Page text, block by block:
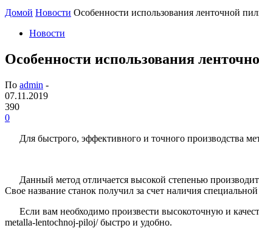
Домой Новости Особенности использования ленточной
Новости
Особенности использования
По admin -
07.11.2019
390
0
Для быстрого, эффективного и точного производства
Данный метод отличается высокой степенью
Свое название станок получил за счет наличия
Если вам необходимо произвести высокоточную и
metalla-lentochnoj-piloj/ быстро и удобно.